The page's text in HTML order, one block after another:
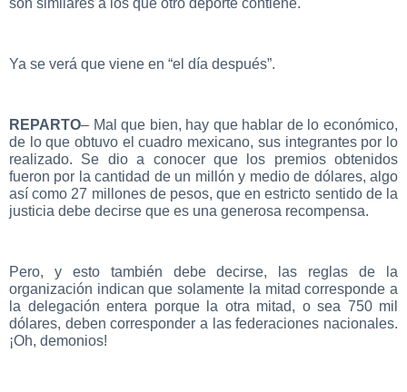
son similares a los que otro deporte contiene.
Ya se verá que viene en “el día después”.
REPARTO– Mal que bien, hay que hablar de lo económico,
de lo que obtuvo el cuadro mexicano, sus integrantes por lo
realizado. Se dio a conocer que los premios obtenidos
fueron por la cantidad de un millón y medio de dólares, algo
así como 27 millones de pesos, que en estricto sentido de la
justicia debe decirse que es una generosa recompensa.
Pero, y esto también debe decirse, las reglas de la
organización indican que solamente la mitad corresponde a
la delegación entera porque la otra mitad, o sea 750 mil
dólares, deben corresponder a las federaciones nacionales.
¡Oh, demonios!